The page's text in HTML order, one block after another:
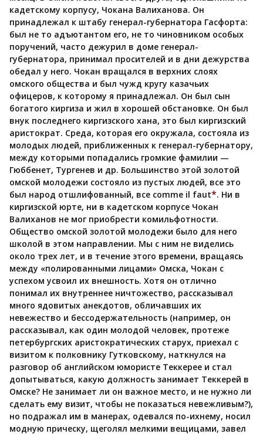
кадетскому корпусу, Чокана Валиханова. Он
принадлежал к штабу генерал-губернатора Гасфорта:
был не то адъютантом его, не то чиновником особых
поручений, часто дежурил в доме генерал-
губернатора, принимал просителей и в дни дежурства
обедал у него. Чокан вращался в верхних слоях
омского общества и был чужд кругу казачьих
офицеров, к которому я принадлежал. Он был сын
богатого киргиза и жил в хорошей обстановке. Он был
внук последнего киргизского хана, это был киргизский
аристократ. Среда, которая его окружала, состояла из
молодых людей, приближенных к генерал-губернатору,
между которыми попадались громкие фамилии —
Гюббенет, Тургенев и др. Большинство этой золотой
омской молодежи состояло из пустых людей, все это
был народ отшлифованный, все comme il faut*. Ни в
киргизской юрте, ни в кадетском корпусе Чокан
Валиханов не мог приобрести комильфотности.
Общество омской золотой молодежи было для него
школой в этом направлении. Мы с ним не виделись
около трех лет, и в течение этого времени, вращаясь
между «полированными лицами» Омска, Чокан с
успехом усвоил их внешность. Хотя он отлично
понимал их внутреннее ничтожество, рассказывал
много ядовитых анекдотов, обличавших их
невежество и бессодержательность (например, он
рассказывал, как один молодой человек, протеже
петербургских аристократических старух, приехал с
визитом к полковнику Гутковскому, наткнулся на
разговор об английском юмористе Теккерее и стал
допытываться, какую должность занимает Теккерей в
Омске? Не занимает ли он важное место, и не нужно ли
сделать ему визит, чтобы не показаться невежливым?),
но подражал им в манерах, одевался по-ихнему, носил
модную прическу, щеголял мелкими вещицами, завел